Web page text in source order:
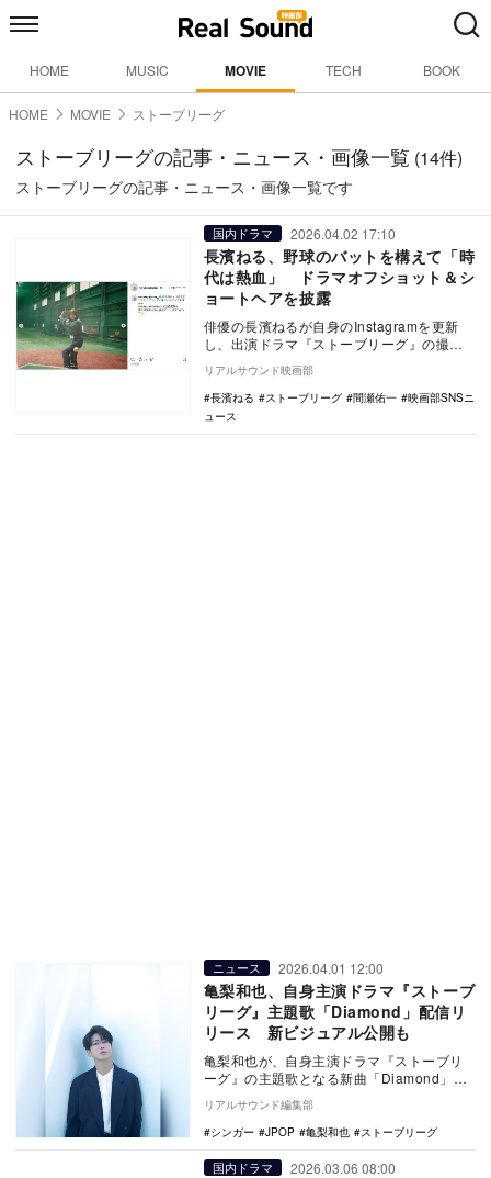
HOME MUSIC MOVIE TECH BOOK
HOME MOVIE ストーブリーグ
ストーブリーグの記事・ニュース・画像一覧 (14件)
ストーブリーグの記事・ニュース・画像一覧です
国内ドラマ 2026.04.02 17:10
長濱ねる、野球のバットを構えて「時
代は熱血」 ドラマオフショット＆シ
ョートヘアを披露
俳優の長濱ねるが自身のInstagramを更新
し、出演ドラマ『ストーブリーグ』の撮影
裏側の写真を多数公開した。 長濱は
「『ス…
リアルサウンド映画部
長濱ねる
ストーブリーグ 間瀬佑一
映画部SNSニ
ュース
ニュース 2026.04.01 12:00
亀梨和也、自身主演ドラマ『ストーブ
リーグ』主題歌「Diamond」配信リ
リース 新ビジュアル公開も
亀梨和也が、自身主演ドラマ『ストーブリ
ーグ』の主題歌となる新曲「Diamond」を4
月15日に配信リリース。また、あわせてジ
ャケ…
リアルサウンド編集部
シンガー
JPOP 亀梨和也 ストーブリーグ
国内ドラマ 2026.03.06 08:00